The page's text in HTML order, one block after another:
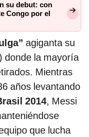
su debut: con
Congo por el
agiganta su
donde la mayoría
Mientras
años levantando
2014, Messi
que lucha